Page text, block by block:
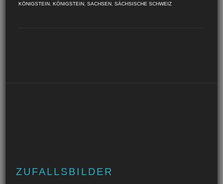
KÖNIGSTEIN ,KÖNIGSTEIN ,SACHSEN ,SÄCHSISCHE SCHWEIZ
ZUFALLSBILDER